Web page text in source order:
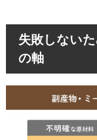
失敗しない
の軸